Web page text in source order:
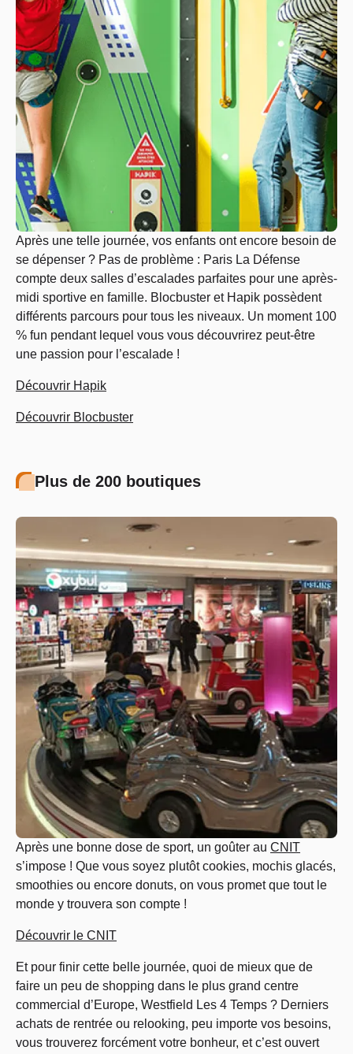
Après une telle journée, vos enfants ont encore besoin de
se dépenser ? Pas de problème : Paris La Défense
compte deux salles d’escalades parfaites pour une après-
midi sportive en famille. Blocbuster et Hapik possèdent
différents parcours pour tous les niveaux. Un moment 100
% fun pendant lequel vous vous découvrirez peut-être
une passion pour l’escalade !
Découvrir Hapik
Découvrir Blocbuster
Plus de 200 boutiques
Après une bonne dose de sport, un goûter au CNIT
s’impose ! Que vous soyez plutôt cookies, mochis glacés,
smoothies ou encore donuts, on vous promet que tout le
monde y trouvera son compte !
Découvrir le CNIT
Et pour finir cette belle journée, quoi de mieux que de
faire un peu de shopping dans le plus grand centre
commercial d’Europe, Westfield Les 4 Temps ? Derniers
achats de rentrée ou relooking, peu importe vos besoins,
vous trouverez forcément votre bonheur, et c’est ouvert